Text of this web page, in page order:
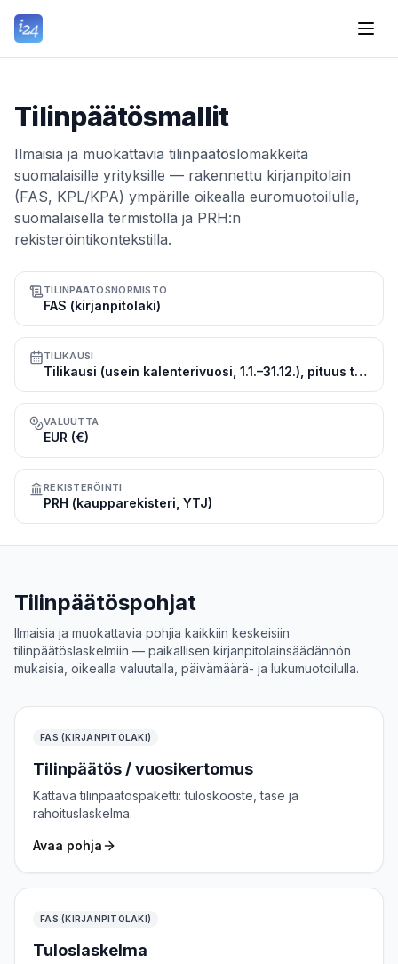
Tilinpäätösmallit
Ilmaisia ja muokattavia tilinpäätöslomakkeita
suomalaisille yrityksille — rakennettu kirjanpitolain
(FAS, KPL/KPA) ympärille oikealla euromuotoilulla,
suomalaisella termistöllä ja PRH:n
rekisteröintikontekstilla.
TILINPÄÄTÖSNORMISTO
FAS (kirjanpitolaki)
TILIKAUSI
Tilikausi (usein kalenterivuosi, 1.1.–31.12.), pituus tavallisesti 12 kk
VALUUTTA
EUR (€)
REKISTERÖINTI
PRH (kaupparekisteri, YTJ)
Tilinpäätöspohjat
Ilmaisia ja muokattavia pohjia kaikkiin keskeisiin
tilinpäätöslaskelmiin — paikallisen kirjanpitolainsäädännön
mukaisia, oikealla valuutalla, päivämäärä- ja lukumuotoilulla.
FAS (KIRJANPITOLAKI)
Tilinpäätös / vuosikertomus
Kattava tilinpäätöspaketti: tuloskooste, tase ja
rahoituslaskelma.
Avaa pohja
FAS (KIRJANPITOLAKI)
Tuloslaskelma